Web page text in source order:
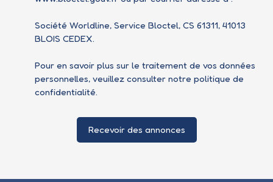
Société Worldline, Service Bloctel, CS 61311, 41013
BLOIS CEDEX.
Pour en savoir plus sur le traitement de vos données
personnelles, veuillez consulter notre politique de
confidentialité.
Recevoir des annonces